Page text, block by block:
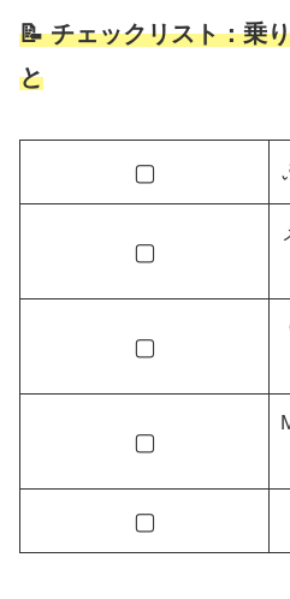
📝 チェックリスト：乗
と
▢
▢
▢
▢
▢